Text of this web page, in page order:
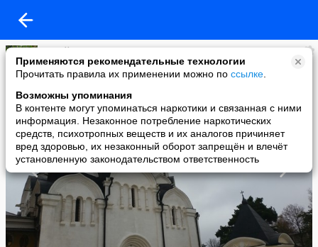
Применяются рекомендательные технологии
Прочитать правила их применении можно по ссылке
Возможны упоминания
В контенте могут упоминаться наркотики и связанная с ними
информация. Незаконное потребление наркотических
средств, психотропных веществ и их аналогов причиняет
вред здоровью, их незаконный оборот запрещён и влечёт
установленную законодательством ответственность
СтройДом
added a photo
10 Jan в 22:21